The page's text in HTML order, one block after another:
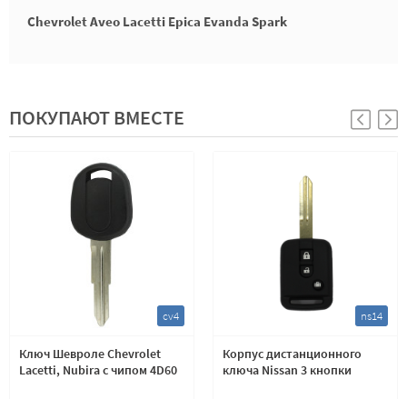
Chevrolet Aveo Lacetti Epica Evanda Spark
ПОКУПАЮТ ВМЕСТЕ
cv4
Ключ Шевроле Chevrolet
Lacetti, Nubira с чипом 4D60
ns14
Корпус дистанционного
ключа Nissan 3 кнопки